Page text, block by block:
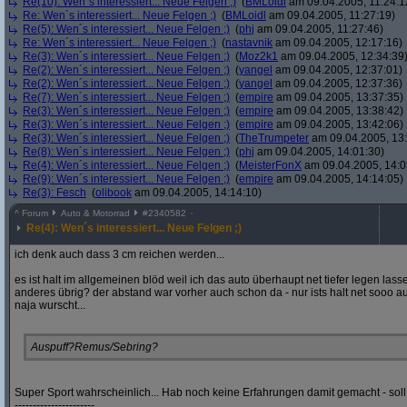
Re: Wen´s interessiert... Neue Felgen ;) (BMLoidl am 09.04.2005, 11:27:19)
Re(5): Wen´s interessiert... Neue Felgen ;) (phj am 09.04.2005, 11:27:46)
Re: Wen´s interessiert... Neue Felgen ;) (nastavnik am 09.04.2005, 12:17:16)
Re(3): Wen´s interessiert... Neue Felgen ;) (Moz2k1 am 09.04.2005, 12:34:39)
Re(2): Wen´s interessiert... Neue Felgen ;) (yangel am 09.04.2005, 12:37:01)
Re(2): Wen´s interessiert... Neue Felgen ;) (yangel am 09.04.2005, 12:37:36)
Re(7): Wen´s interessiert... Neue Felgen ;) (empire am 09.04.2005, 13:37:35)
Re(3): Wen´s interessiert... Neue Felgen ;) (empire am 09.04.2005, 13:38:42)
Re(3): Wen´s interessiert... Neue Felgen ;) (empire am 09.04.2005, 13:42:06)
Re(3): Wen´s interessiert... Neue Felgen ;) (TheTrumpeter am 09.04.2005,
Re(8): Wen´s interessiert... Neue Felgen ;) (phj am 09.04.2005, 14:01:30)
Re(4): Wen´s interessiert... Neue Felgen ;) (MeisterFonX am 09.04.2005,
Re(9): Wen´s interessiert... Neue Felgen ;) (empire am 09.04.2005, 14:14:05)
Re(3): Fesch (olibook am 09.04.2005, 14:14:10)
^ Forum Auto & Motorrad #2340582
Re(4): Wen´s interessiert... Neue Felgen ;)
ich denk auch dass 3 cm reichen werden...
es ist halt im allgemeinen blöd weil ich das auto überhaupt net tiefer legen
anderes übrig? der abstand war vorher auch schon da - nur ists halt net sooo
naja wurscht...
Auspuff?Remus/Sebring?
Super Sport wahrscheinlich... Hab noch keine Erfahrungen damit gemacht -